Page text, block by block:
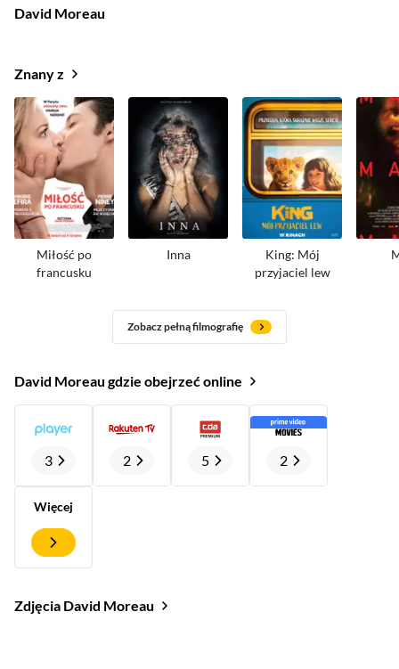
Znany z
Miłość po
francusku
Inna
King: Mój
przyjaciel lew
Zobacz pełną filmografię
David Moreau gdzie obejrzeć online
3 2 5 2
Więcej
David Moreau
Zdjęcia David Moreau